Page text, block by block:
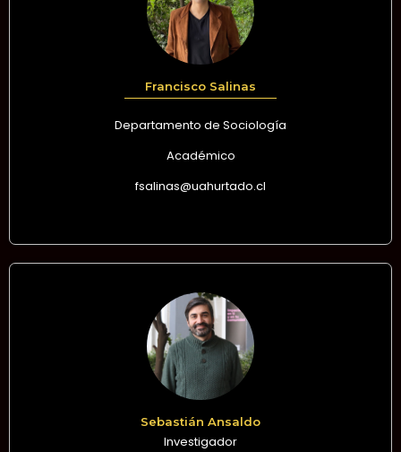
Francisco Salinas
Departamento de Sociología
Académico
fsalinas@uahurtado.cl
Sebastián Ansaldo
Investigador